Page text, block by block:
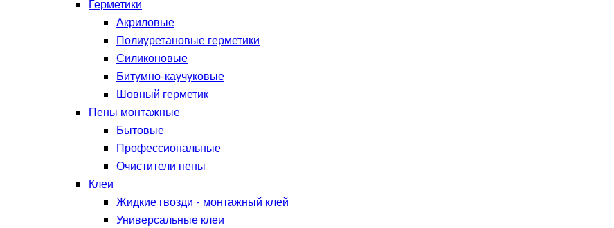
Герметики
Акриловые
Полиуретановые герметики
Силиконовые
Битумно-каучуковые
Шовный герметик
Пены монтажные
Бытовые
Профессиональные
Очистители пены
Клеи
Жидкие гвозди - монтажный клей
Универсальные клеи